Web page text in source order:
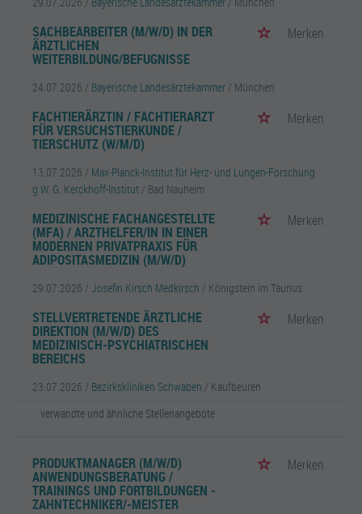
SACHBEARBEITER (M/W/D) IN DER
ÄRZTLICHEN
WEITERBILDUNG/BEFUGNISSE
Merken
24.07.2026 / Bayerische Landesärztekammer / München
FACHTIERÄRZTIN / FACHTIERARZT
FÜR VERSUCHSTIERKUNDE /
TIERSCHUTZ (W/M/D)
Merken
13.07.2026 / Max-Planck-Institut für Herz- und Lungen-Forschung
g W. G. Kerckhoff-Institut / Bad Nauheim
MEDIZINISCHE FACHANGESTELLTE
(MFA) / ARZTHELFER/IN IN EINER
MODERNEN PRIVATPRAXIS FÜR
ADIPOSITASMEDIZIN (M/W/D)
Merken
29.07.2026 / Josefin Kirsch Medkirsch / Königstein im Taunus
STELLVERTRETENDE ÄRZTLICHE
DIREKTION (M/W/D) DES
MEDIZINISCH-PSYCHIATRISCHEN
BEREICHS
Merken
23.07.2026 / Bezirkskliniken Schwaben / Kaufbeuren
verwandte und ähnliche Stellenangebote
PRODUKTMANAGER (M/W/D)
ANWENDUNGSBERATUNG /
TRAININGS UND FORTBILDUNGEN -
ZAHNTECHNIKER/-MEISTER
Merken